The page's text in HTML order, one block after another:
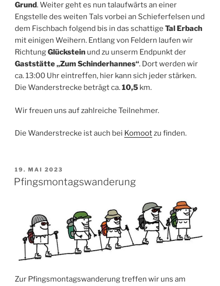
Grund. Weiter geht es nun talaufwärts an einer
Engstelle des weiten Tals vorbei an Schieferfelsen und
dem Fischbach folgend bis in das schattige Tal Erbach
mit einigen Weihern. Entlang von Feldern laufen wir
RichtungGlückstein und zu unserm Endpunkt der
Gaststätte „Zum Schinderhannes“. Dort werden wir
ca. 13:00 Uhr eintreffen, hier kann sich jeder stärken.
Die Wanderstrecke beträgt ca.10,5 km.
Wir freuen uns auf zahlreiche Teilnehmer.
Die Wanderstrecke ist auch bei Komootzu finden.
VERÖFFENTLICHT
AM
19. MAI 2023
Pfingsmontagswanderung
Zur Pfingsmontagswanderung treffen wir uns am